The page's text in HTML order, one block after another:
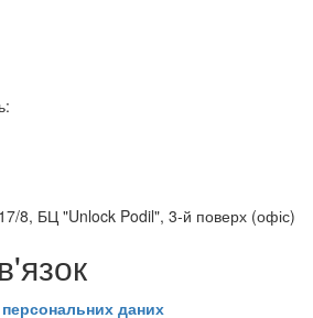
8, БЦ "Unlock Podil", 3-й поверх (офіс)
даних